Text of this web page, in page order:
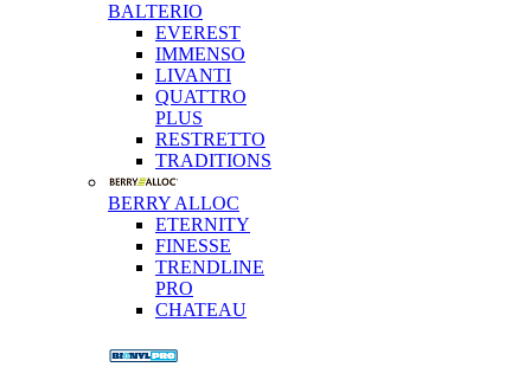
BALTERIO
EVEREST
IMMENSO
LIVANTI
QUATTRO
PLUS
RESTRETTO
TRADITIONS
BERRY ALLOC
ETERNITY
FINESSE
TRENDLINE
PRO
CHATEAU